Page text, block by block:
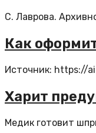
С. Лаврова.
Как
Источник: https://
Харит
Медик готовит